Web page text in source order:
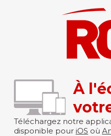
À
Téléchargez notre
disponible pour iOS où